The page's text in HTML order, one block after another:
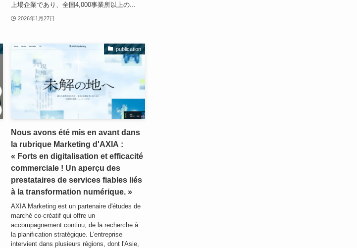
上場企業であり、全国4,000事業所以上の...
2026年1月27日
publication
Nous avons été mis en avant dans
la rubrique Marketing d'AXIA :
« Forts en digitalisation et efficacité
commerciale ! Un aperçu des
prestataires de services fiables liés
à la transformation numérique. »
AXIA Marketing est un partenaire d'études de
marché co-créatif qui offre un
accompagnement continu, de la recherche à
la planification stratégique. L'entreprise
intervient dans plusieurs régions, dont l'Asie,